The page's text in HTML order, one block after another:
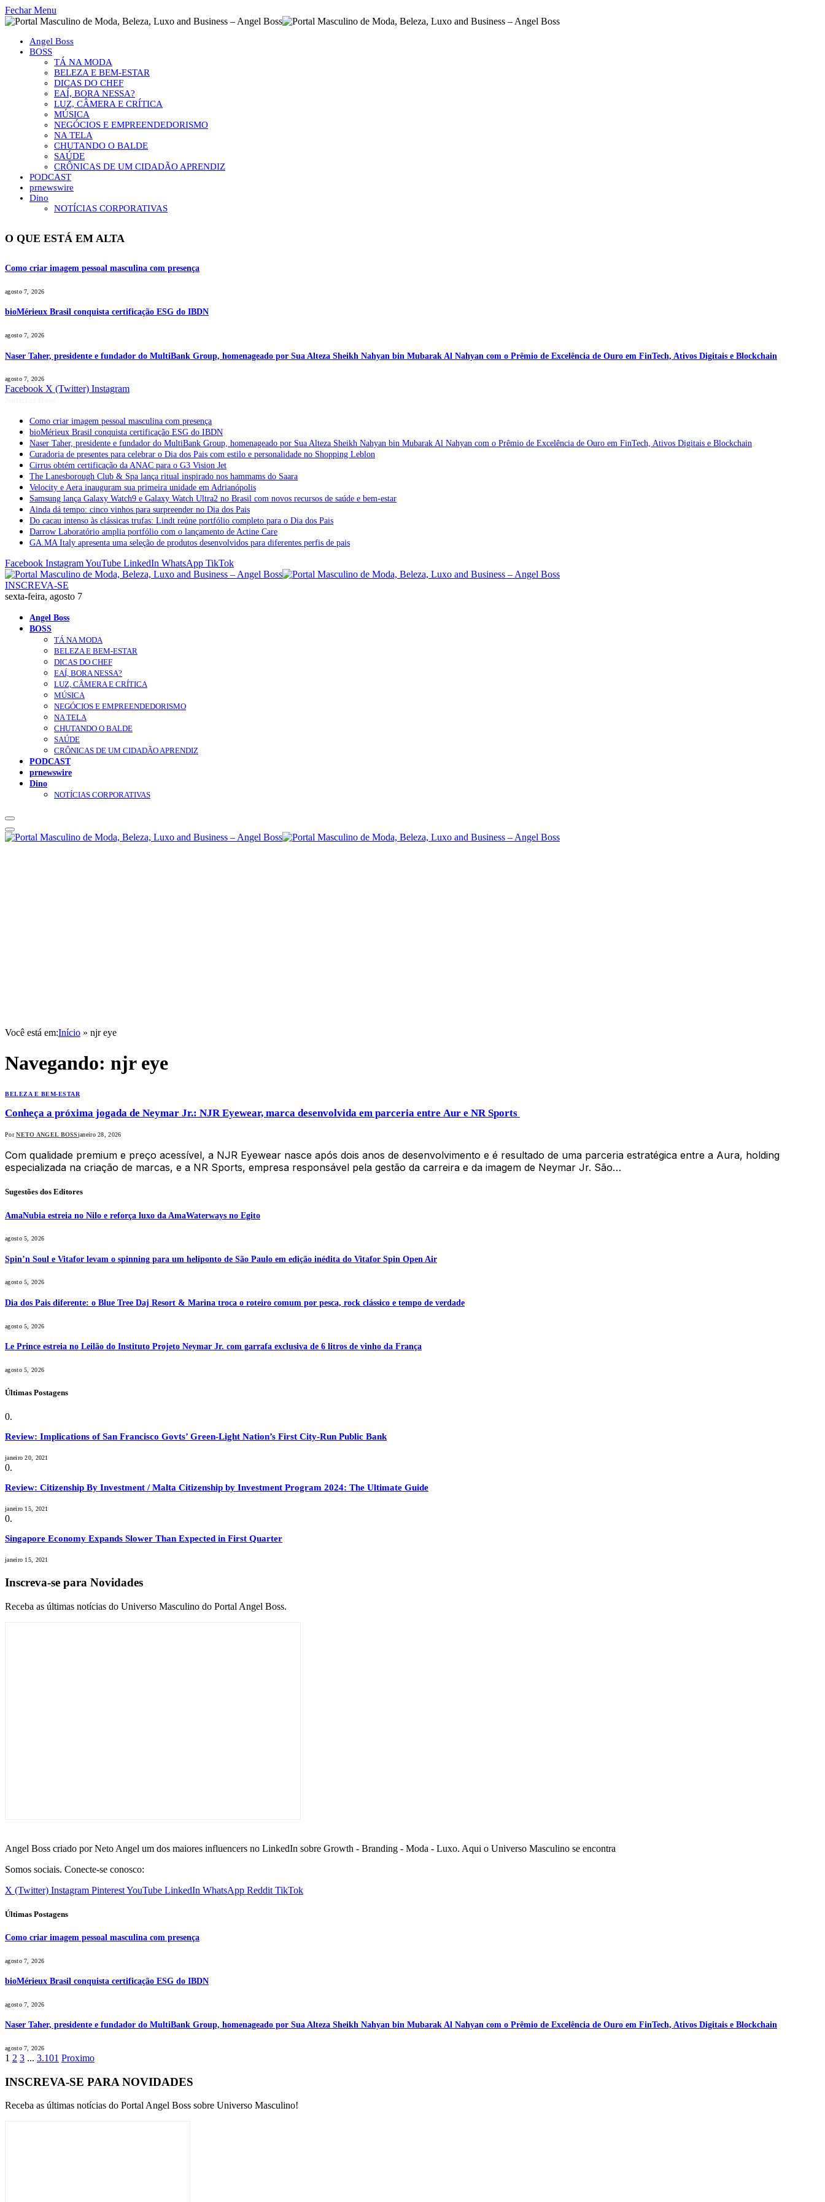
Fechar Menu
Angel Boss
BOSS
TÁ NA MODA
BELEZA E BEM-ESTAR
DICAS DO CHEF
EAÍ, BORA NESSA?
LUZ, CÂMERA E CRÍTICA
MÚSICA
NEGÓCIOS E EMPREENDEDORISMO
NA TELA
CHUTANDO O BALDE
SAÚDE
CRÔNICAS DE UM CIDADÃO APRENDIZ
PODCAST
prnewswire
Dino
NOTÍCIAS CORPORATIVAS
O QUE ESTÁ EM ALTA
Como criar imagem pessoal masculina com presença
agosto 7, 2026
bioMérieux Brasil conquista certificação ESG do IBDN
agosto 7, 2026
Naser Taher, presidente e fundador do MultiBank Group, homenageado por Sua Alteza Sheikh Nahyan bin Mubarak Al Nahyan com o Prêmio de Excelência de Ouro em FinTech, Ativos Digitais e Blockchain
agosto 7, 2026
Facebook X (Twitter) Instagram
Como criar imagem pessoal masculina com presença
bioMérieux Brasil conquista certificação ESG do IBDN
Naser Taher, presidente e fundador do MultiBank Group, homenageado por Sua Alteza Sheikh Nahyan bin Mubarak Al Nahyan com o Prêmio de Excelência de Ouro em FinTech, Ativos Digitais e Blockchain
Curadoria de presentes para celebrar o Dia dos Pais com estilo e personalidade no Shopping Leblon
Cirrus obtém certificação da ANAC para o G3 Vision Jet
The Lanesborough Club & Spa lança ritual inspirado nos hammams do Saara
Velocity e Aera inauguram sua primeira unidade em Adrianópolis
Samsung lança Galaxy Watch9 e Galaxy Watch Ultra2 no Brasil com novos recursos de saúde e bem-estar
Ainda dá tempo: cinco vinhos para surpreender no Dia dos Pais
Do cacau intenso às clássicas trufas: Lindt reúne portfólio completo para o Dia dos Pais
Darrow Laboratório amplia portfólio com o lançamento de Actine Care
GA.MA Italy apresenta uma seleção de produtos desenvolvidos para diferentes perfis de pais
Facebook InstagramYouTube LinkedIn WhatsApp TikTok
INSCREVA-SE
sexta-feira, agosto 7
Angel Boss
BOSS
TÁ NA MODA
BELEZA E BEM-ESTAR
DICAS DO CHEF
EAÍ, BORA NESSA?
LUZ, CÂMERA E CRÍTICA
MÚSICA
NEGÓCIOS E EMPREENDEDORISMO
NA TELA
CHUTANDO O BALDE
SAÚDE
CRÔNICAS DE UM CIDADÃO APRENDIZ
PODCAST
prnewswire
Dino
NOTÍCIAS CORPORATIVAS
Você está em:Início » njr eye
Navegando: njr eye
BELEZA E BEM-ESTAR
Conheça a próxima jogada de Neymar Jr.: NJR Eyewear, marca desenvolvida em parceria entre Aur e NR Sports
Por NETO ANGEL BOSSjaneiro 28, 2026
Com qualidade premium e preço acessível, a NJR Eyewear nasce após dois anos de desenvolvimento e é resultado de uma parceria estratégica entre a Aura, holding
especializada na criação de marcas, e a NR Sports, empresa responsável pela gestão da carreira e da imagem de Neymar Jr. São…
Sugestões dos Editores
AmaNubia estreia no Nilo e reforça luxo da AmaWaterways no Egito
agosto 5, 2026
Spin’n Soul e Vitafor levam o spinning para um heliponto de São Paulo em edição inédita do Vitafor Spin Open Air
agosto 5, 2026
Dia dos Pais diferente: o Blue Tree Daj Resort & Marina troca o roteiro comum por pesca, rock clássico e tempo de verdade
agosto 5, 2026
Le Prince estreia no Leilão do Instituto Projeto Neymar Jr. com garrafa exclusiva de 6 litros de vinho da França
agosto 5, 2026
Últimas Postagens
Review: Implications of San Francisco Govts’ Green-Light Nation’s First City-Run Public Bank
janeiro 20, 2021
Review: Citizenship By Investment / Malta Citizenship by Investment Program 2024: The Ultimate Guide
janeiro 15, 2021
Singapore Economy Expands Slower Than Expected in First Quarter
janeiro 15, 2021
Inscreva-se para Novidades
Receba as últimas notícias do Universo Masculino do Portal Angel Boss.
Angel Boss criado por Neto Angel um dos maiores influencers no LinkedIn sobre Growth - Branding - Moda - Luxo. Aqui o Universo Masculino se encontra
Somos sociais. Conecte-se conosco:
X (Twitter) Instagram PinterestYouTube LinkedIn WhatsApp Reddit TikTok
Últimas Postagens
Como criar imagem pessoal masculina com presença
agosto 7, 2026
bioMérieux Brasil conquista certificação ESG do IBDN
agosto 7, 2026
Naser Taher, presidente e fundador do MultiBank Group, homenageado por Sua Alteza Sheikh Nahyan bin Mubarak Al Nahyan com o Prêmio de Excelência de Ouro em FinTech, Ativos Digitais e Blockchain
agosto 7, 2026
1 2 3 ... 3.101 Proximo
INSCREVA-SE PARA NOVIDADES
Receba as últimas notícias do Portal Angel Boss sobre Universo Masculino!